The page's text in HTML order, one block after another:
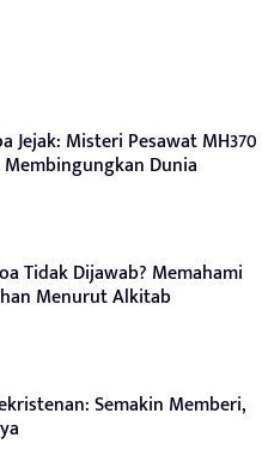
Jejak: Misteri Pesawat MH370
Dunia
Tidak Dijawab? Memahami
Menurut Alkitab
Semakin Memberi,